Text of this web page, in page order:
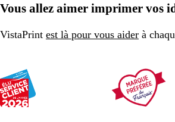
Vous allez aimer imprimer vos
VistaPrint est là pour vous aider à